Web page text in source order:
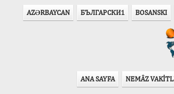
AZӘRBAYCAN БЪЛГАРСКИ1 BOSANSKI
ANA SAYFA NEMÂZ